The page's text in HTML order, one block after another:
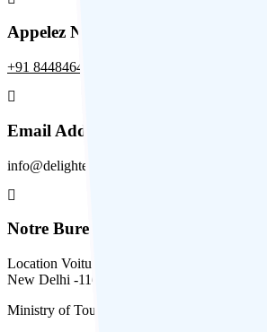
Appelez Nous
+91 8448464491
Email Address
info@delightedjourney.com
Notre Bureau
Location Voiture en Inde: Shop no 8,
New Delhi -110023
Ministry of Tourism, Government of India